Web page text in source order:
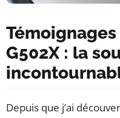
G502X : la
Depuis que j’ai